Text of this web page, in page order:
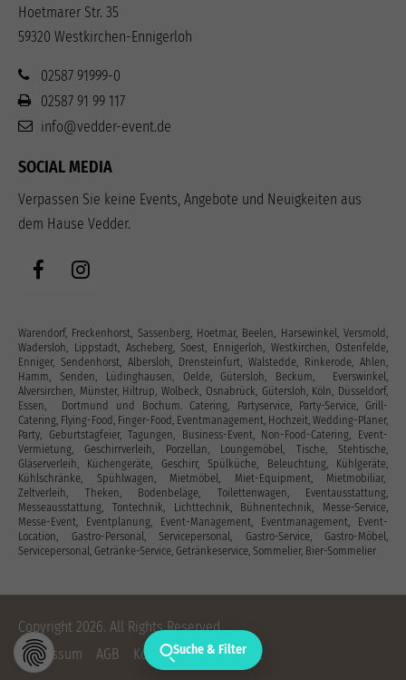
Hoetmarer Str. 35
59320 Westkirchen-Ennigerloh
02587 91999-0
02587 91 99 117
info@vedder-event.de
SOCIAL MEDIA
Verpassen Sie keine Events, Angebote und Neuigkeiten aus
dem Hause Vedder.
Warendorf, Freckenhorst, Sassenberg, Hoetmar, Beelen, Harsewinkel, Versmold,
Wadersloh, Lippstadt, Ascheberg, Soest, Ennigerloh, Westkirchen, Ostenfelde,
Enniger, Sendenhorst, Albersloh, Drensteinfurt, Walstedde, Rinkerode, Ahlen,
Hamm, Senden, Lüdinghausen, Oelde, Gütersloh, Beckum, Everswinkel,
Alversirchen, Münster, Hiltrup, Wolbeck, Osnabrück, Gütersloh, Köln, Düsseldorf,
Essen, Dortmund und Bochum. Catering, Partyservice, Party-Service, Grill-
Catering, Flying-Food, Finger-Food, Eventmanagement, Hochzeit, Wedding-Planer,
Party, Geburtstagfeier, Tagungen, Business-Event, Non-Food-Catering, Event-
Vermietung, Geschirrverleih, Porzellan, Loungemöbel, Tische, Stehtische,
Gläserverleih, Küchengeräte, Geschirr, Spülküche, Beleuchtung, Kühlgeräte,
Kühlschränke, Spühlwagen, Mietmöbel, Miet-Equipment, Mietmobiliar,
Zeltverleih, Theken, Bodenbeläge, Toilettenwagen, Eventausstattung‎,
Messeausstattung, Tontechnik, Lichttechnik, Bühnentechnik, Messe-Service,
Messe-Event, Eventplanung, Event-Management, Eventmanagement, Event-
Location, Gastro-Personal, Servicepersonal, Gastro-Service, Gastro-Möbel,
Servicepersonal, Getränke-Service, Getränkeservice, Sommelier, Bier-Sommelier
Copyright 2026. All Rights Reserved.
Impressum
AGB Kontakt Datenschutz
Suche & Filter